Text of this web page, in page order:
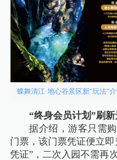
蝶舞清江·地心谷景区新“玩法”
“终身会员计划”刷
据介绍，游客只需
门票，该门票凭证便立
凭证”，二次入园不需再